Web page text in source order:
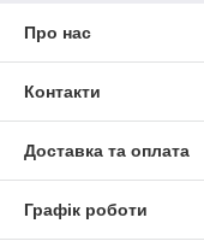
Про нас
Контакти
Доставка та оплата
Графік роботи